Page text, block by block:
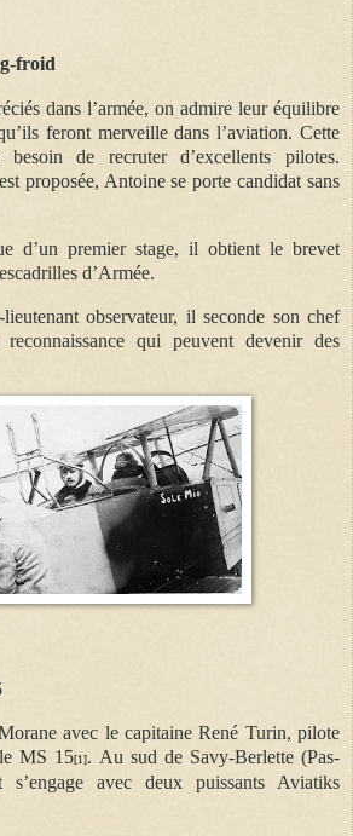
froid
dans l’armée, on admire leur équilibre
feront merveille dans l’aviation. Cette
de recruter d’excellents pilotes.
proposée, Antoine se porte candidat sans
d’un premier stage, il obtient le brevet
d’Armée.
observateur, il seconde son chef
qui peuvent devenir des
avec le capitaine René Turin, pilote
MS 15[1] . Au sud de Savy-Berlette (Pas-
s’engage avec deux puissants Aviatiks